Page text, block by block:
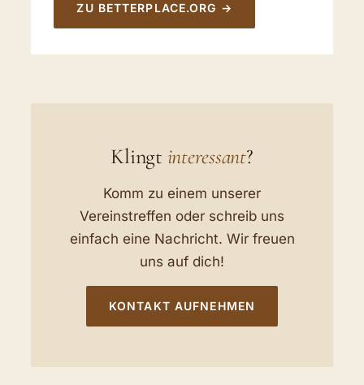
ZU BETTERPLACE.ORG →
Klingt interessant?
Komm zu einem unserer
Vereinstreffen oder schreib uns
einfach eine Nachricht. Wir freuen
uns auf dich!
KONTAKT AUFNEHMEN